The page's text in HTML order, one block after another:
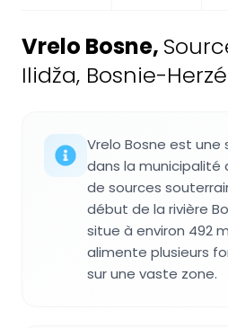
Vrelo Bosne,
Ilidža, Bosnie-
Vrelo Bosne est une
dans la municipalité
de sources
début de la rivière
situe à environ 492
alimente plusieurs
sur une vaste zone.